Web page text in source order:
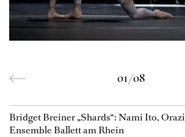
01/08
Bridget Breiner „Shards“: Nami Ito,
Ensemble Ballett am Rhein